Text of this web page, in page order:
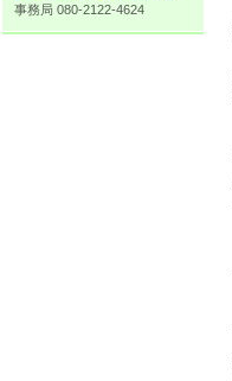
事務局 080-2122-4624